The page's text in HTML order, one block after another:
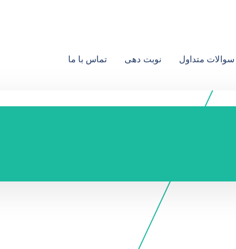
سوالات متداول نوبت دهی تماس با ما